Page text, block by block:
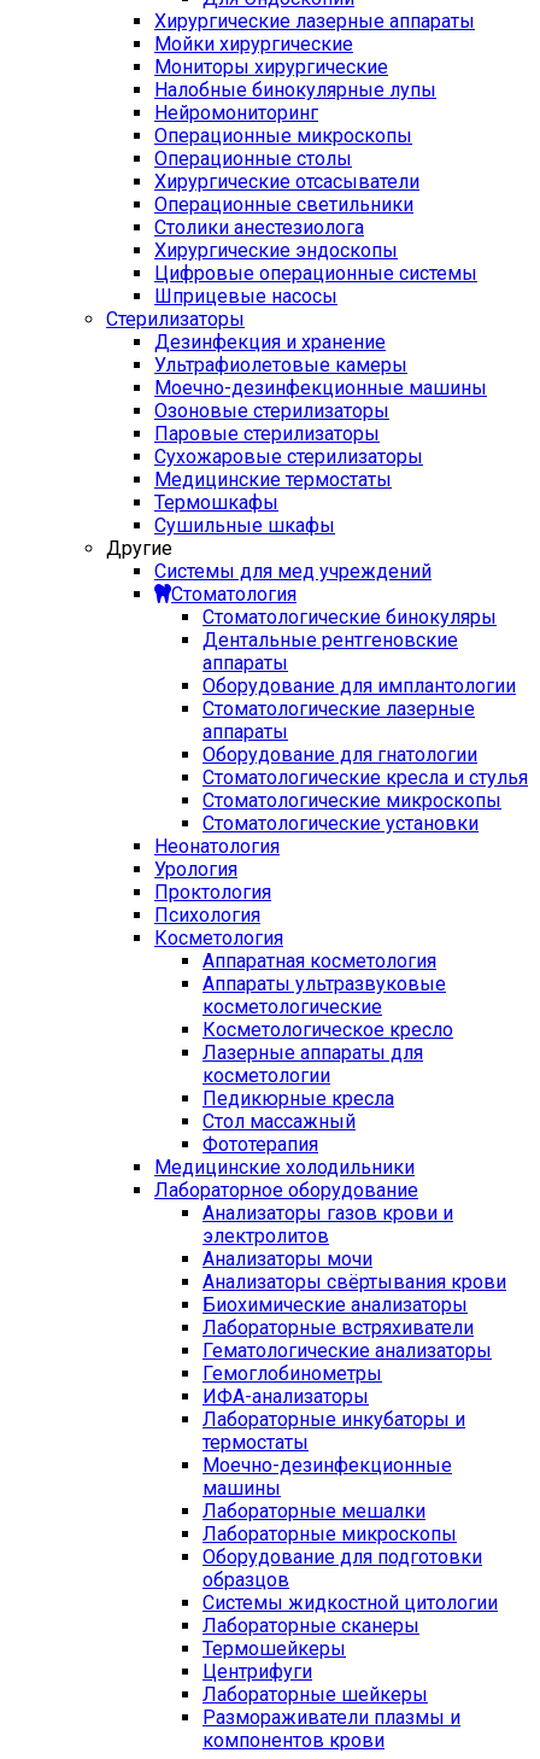
Хирургические лазерные аппараты
Мойки хирургические
Мониторы хирургические
Налобные бинокулярные лупы
Нейромониторинг
Операционные микроскопы
Операционные столы
Хирургические отсасыватели
Операционные светильники
Столики анестезиолога
Хирургические эндоскопы
Цифровые операционные системы
Шприцевые насосы
Стерилизаторы
Дезинфекция и хранение
Ультрафиолетовые камеры
Моечно-дезинфекционные машины
Озоновые стерилизаторы
Паровые стерилизаторы
Сухожаровые стерилизаторы
Медицинские термостаты
Термошкафы
Сушильные шкафы
Другие
Системы для мед учреждений
Стоматология
Стоматологические бинокуляры
Дентальные рентгеновские
аппараты
Оборудование для имплантологии
Стоматологические лазерные
аппараты
Оборудование для гнатологии
Стоматологические кресла и стулья
Стоматологические микроскопы
Стоматологические установки
Неонатология
Урология
Проктология
Психология
Косметология
Аппаратная косметология
Аппараты ультразвуковые
косметологические
Косметологическое кресло
Лазерные аппараты для
косметологии
Педикюрные кресла
Стол массажный
Фототерапия
Медицинские холодильники
Лабораторное оборудование
Анализаторы газов крови и
электролитов
Анализаторы мочи
Анализаторы свёртывания крови
Биохимические анализаторы
Лабораторные встряхиватели
Гематологические анализаторы
Гемоглобинометры
ИФА-анализаторы
Лабораторные инкубаторы и
термостаты
Моечно-дезинфекционные
машины
Лабораторные мешалки
Лабораторные микроскопы
Оборудование для подготовки
образцов
Системы жидкостной цитологии
Лабораторные сканеры
Термошейкеры
Центрифуги
Лабораторные шейкеры
Размораживатели плазмы и
компонентов крови